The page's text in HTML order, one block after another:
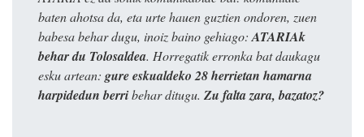
baten ahotsa da, eta urte hauen guztien ondoren, zuen
babesa behar dugu, inoiz baino gehiago:ATARIAk
behar du Tolosaldea. Horregatik erronka bat daukagu
esku artean: gure eskualdeko 28 herrietan hamarna
harpidedun berribehar ditugu. Zu falta zara, bazatoz?